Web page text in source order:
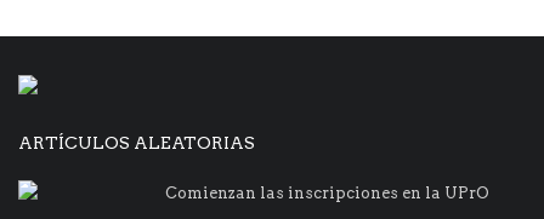
ARTÍCULOS ALEATORIAS
Comienzan las inscripciones en la UPrO